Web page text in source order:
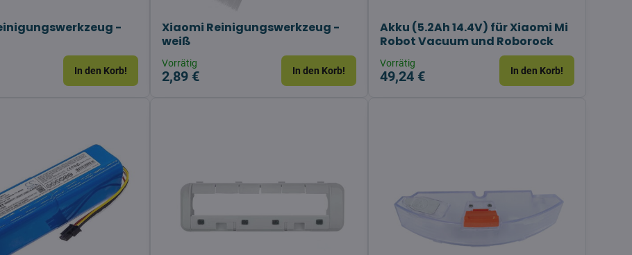
-
In den Korb!
Xiaomi Reinigungswerkzeug -
weiß
Vorrätig
2,89 € In den Korb!
Akku (5.2Ah 14.4V) für Xiaomi Mi
Robot Vacuum und Roborock
Vorrätig
49,24 € In den Korb!